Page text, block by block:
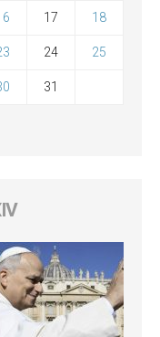
17 18
24 25
31